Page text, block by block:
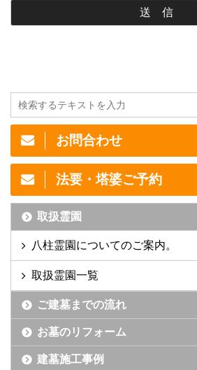
お問合わせ
法要・塔婆ご予約
取扱霊園
八柱霊園についてのご案内。
取扱霊園一覧
ご建墓までの流れ
お墓のリフォーム
建墓施工事例